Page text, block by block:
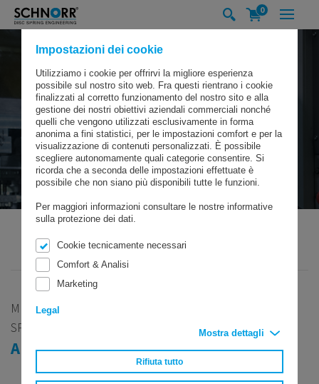
Impostazioni dei cookie
Utilizziamo i cookie per offrirvi la migliore esperienza
possibile sul nostro sito web. Fra questi rientrano i cookie
finalizzati al corretto funzionamento del nostro sito e alla
gestione dei nostri obiettivi aziendali commerciali nonché
quelli che vengono utilizzati esclusivamente in forma
anonima a fini statistici, per le impostazioni comfort e per la
visualizzazione di contenuti personalizzati. È possibile
scegliere autonomamente quali categorie consentire. Si
ricorda che a seconda delle impostazioni effettuate è
possibile che non siano più disponibili tutte le funzioni.
Per maggiori informazioni consultare le nostre informative
sulla protezione dei dati.
Cookie tecnicamente necessari
Comfort & Analisi
Marketing
Legal
Mostra dettagli
Rifiuta tutto
0
SCHNORR GMBH
MUOVERE - MOLLEGGIARE - FISSARE È LA NOSTRA
SPECIALITÀ
ANCHE PER APPLICAZIONI INDUSTRIALI